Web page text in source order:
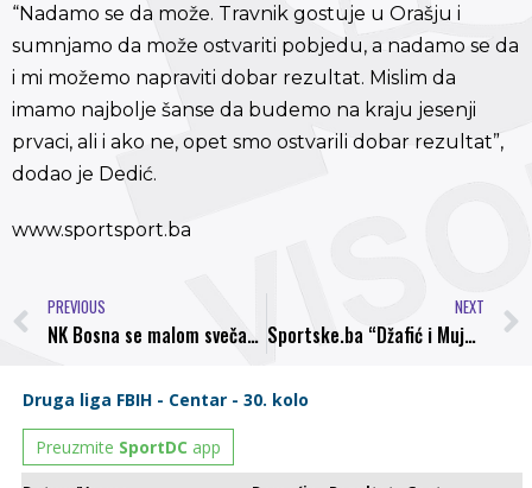
“Nadamo se da može. Travnik gostuje u Orašju i
sumnjamo da može ostvariti pobjedu, a nadamo se da
i mi možemo napraviti dobar rezultat. Mislim da
imamo najbolje šanse da budemo na kraju jesenji
prvaci, ali i ako ne, opet smo ostvarili dobar rezultat”,
dodao je Dedić.
www.sportsport.ba
PREVIOUS
NK Bosna se malom svečanošću prije početka utakmice zahvalila Demonima
NEXT
Sportske.ba “Džafić i Mujezinović” u timu kola